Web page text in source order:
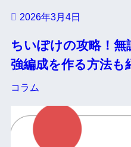
2026年3月4日
ちいぽけの攻略！
強編成を作る方法も
コラム